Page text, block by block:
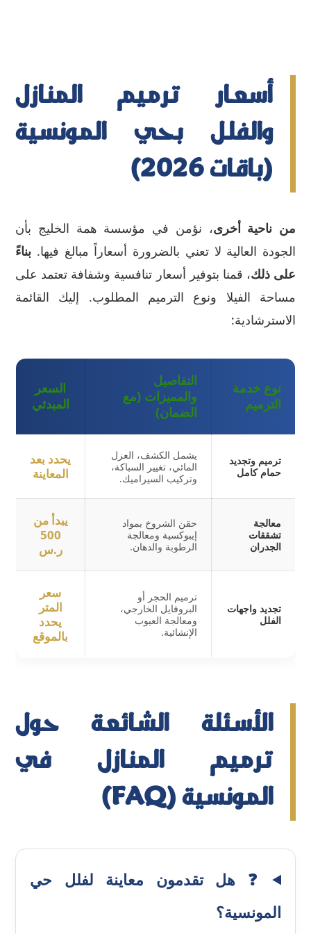
أسعار ترميم المنازل
والفلل بحي المونسية
(باقات 2026)
من ناحية أخرى، نؤمن في مؤسسة همة الخليج بأن
الجودة العالية لا تعني بالضرورة أسعاراً مبالغ فيها. بناءً
على ذلك، قمنا بتوفير أسعار تنافسية وشفافة تعتمد على
مساحة الفيلا ونوع الترميم المطلوب. إليك القائمة
الاسترشادية:
نوع خدمة
الترميم
التفاصيل
والمميزات (مع
الضمان)
السعر
المبدئي
ترميم وتجديد
حمام كامل
يشمل الكشف، العزل
المائي، تغيير السباكة،
وتركيب السيراميك.
يحدد بعد
المعاينة
معالجة
تشققات
الجدران
حقن الشروخ بمواد
إيبوكسية ومعالجة
الرطوبة والدهان.
يبدأ من
500
ر.س
تجديد واجهات
الفلل
ترميم الحجر أو
البروفايل الخارجي،
ومعالجة العيوب
الإنشائية.
سعر
المتر
يحدد
بالموقع
الأسئلة الشائعة حول
ترميم المنازل في
المونسية (FAQ)
❓ هل تقدمون معاينة لفلل حي
المونسية؟